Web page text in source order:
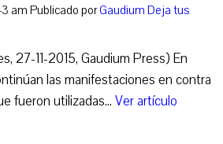
am Publicado porGaudium Deja tus
27-11-2015, Gaudium Press) En
las manifestaciones en contra
fueron utilizadas... Ver artículo